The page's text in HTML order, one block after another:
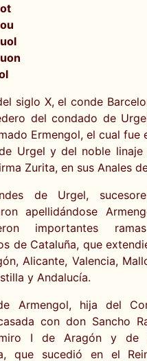
siglo X, el conde
del condado de
Ermengol, el cual fue
Urgel y del noble linaje
Zurita, en sus Anales
de Urgel,
apellidándose
importantes
de Cataluña, que
Alicante, Valencia,
y Andalucía.
Armengol, hija del
con don Sancho
I de Aragón y de
que sucedió en el